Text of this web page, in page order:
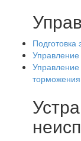
Подготовка
Управление
торможения